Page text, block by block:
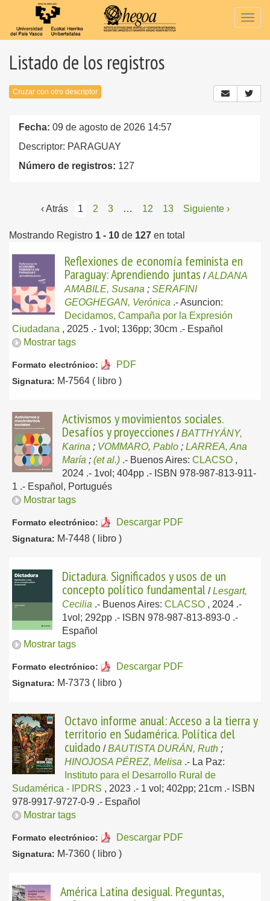
Listado de los registros
Cruzar con otro descriptor
Fecha: 09 de agosto de 2026 14:57
Descriptor: PARAGUAY
Número de registros: 127
‹ Atrás 1 2 3 … 12 13 Siguiente ›
Mostrando Registro 1 - 10 de 127 en total
Reflexiones de economía feminista en
Paraguay: Aprendiendo juntas /ALDANA
AMABILE, Susana ; SERAFINI
GEOGHEGAN, Verónica .-Asuncion:
Decidamos, Campaña por la Expresión
Ciudadana , 2025 .- 1vol; 136pp; 30cm .- Español
Mostrar tags
Formato electrónico: PDF
Signatura: M-7564 ( libro )
Activismos y movimientos sociales.
Desafíos y proyecciones /BATTHYÁNY,
Karina ; VOMMARO, Pablo ; LARREA, Ana
María ; (et al.) .- Buenos Aires: CLACSO ,
2024 .- 1vol; 404pp .- ISBN 978-987-813-911-
1 .- Español, Portugués
Mostrar tags
Formato electrónico: Descargar PDF
Signatura: M-7448 ( libro )
Dictadura. Significados y usos de un
concepto político fundamental /Lesgart,
Cecilia .- Buenos Aires: CLACSO , 2024 .-
1vol; 292pp .- ISBN 978-987-813-893-0 .-
Español
Mostrar tags
Formato electrónico: Descargar PDF
Signatura: M-7373 ( libro )
Octavo informe anual: Acceso a la tierra y
territorio en Sudamérica. Política del
cuidado /BAUTISTA DURÁN, Ruth ;
HINOJOSA PÉREZ, Melisa .- La Paz:
Instituto para el Desarrollo Rural de
Sudamérica - IPDRS , 2023 .- 1 vol; 402pp; 21cm .- ISBN
978-9917-9727-0-9 .- Español
Mostrar tags
Formato electrónico: Descargar PDF
Signatura: M-7360 ( libro )
América Latina desigual. Preguntas,